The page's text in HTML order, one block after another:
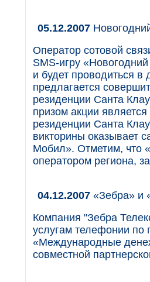
05.12.2007
Оператор сотовой
SMS-игру
и будет проводиться
предлагается
резиденции Санта
призом акции
резиденции Санта
викторины оказывает
Мобил». Отметим, что
оператором региона,
04.12.2007 «Зебра» и
Компания "Зебра
услугам телефонии по
«Международные
совместной